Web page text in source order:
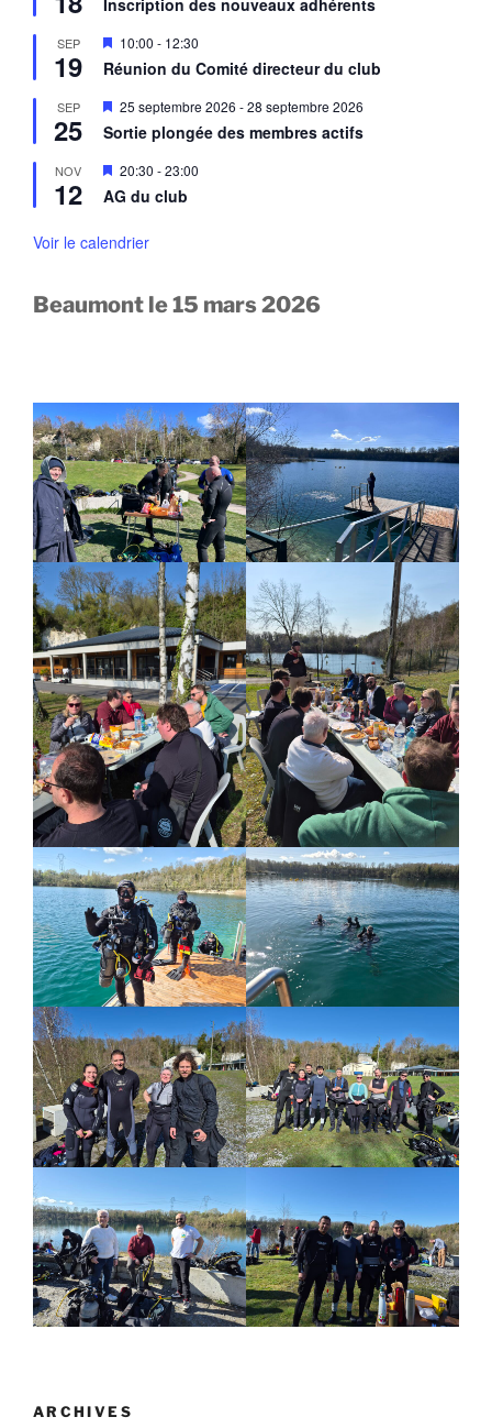
t
a
n
t
s
n
a
a
n
t
SEP
19
M
i
s
n
a
a
n
t
10:00 - 12:30
Réunion du Comité directeur du club
SEP
25
M
s
n
a
n
25 septembre 2026 -28 septembre 2026
Sortie plongée des membres actifs
NOV
12
M
i
s
n
n
20:30 -23:00
AG du club
Voir le calendrier
Beaumont le 15 mars 2026
ARCHIVES